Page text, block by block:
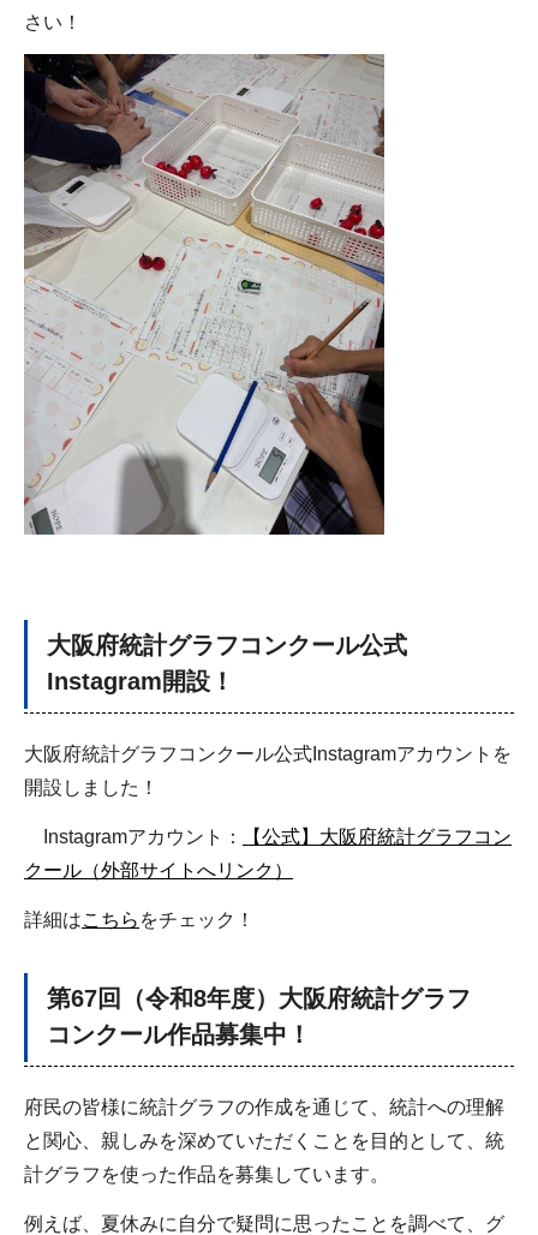
さい！
大阪府統計グラフコンクール公式
Instagram開設！
大阪府統計グラフコンクール公式Instagramアカウントを
開設しました！
Instagramアカウント：
【公式】大阪府統計グラフコン
クール（外部サイトへリンク）
詳細はこちら をチェック！
第67回（令和8年度）大阪府統計グラフ
コンクール作品募集中！
府民の皆様に統計グラフの作成を通じて、統計への理解
と関心、親しみを深めていただくことを目的として、統
計グラフを使った作品を募集しています。
例えば、夏休みに自分で疑問に思ったことを調べて、グ